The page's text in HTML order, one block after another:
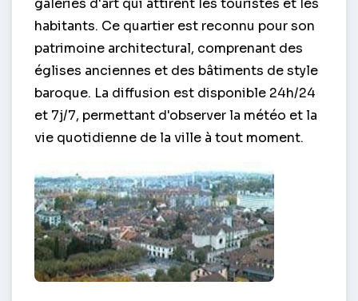
galeries d'art qui attirent les touristes et les
habitants. Ce quartier est reconnu pour son
patrimoine architectural, comprenant des
églises anciennes et des bâtiments de style
baroque. La diffusion est disponible 24h/24
et 7j/7, permettant d'observer la météo et la
vie quotidienne de la ville à tout moment.